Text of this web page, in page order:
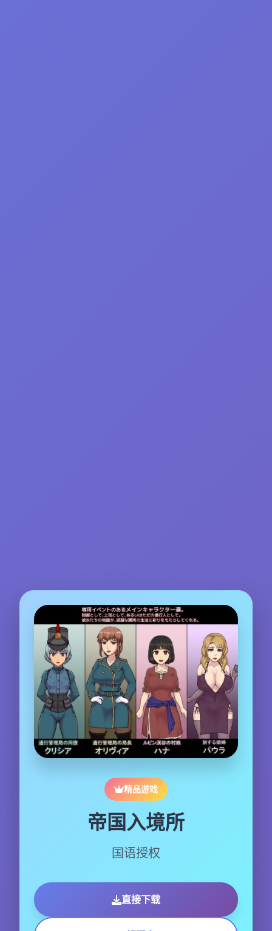
精品游戏
帝国入境所
国语授权
直接下载